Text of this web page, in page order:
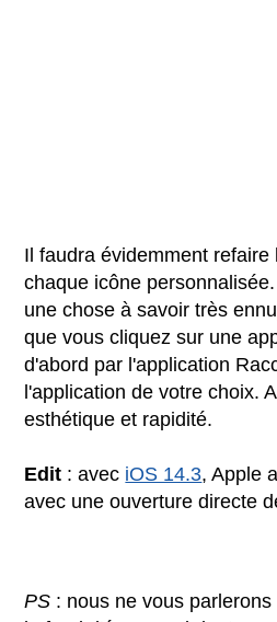
Il faudra évidemment
chaque icône
une chose à savoir très
que vous cliquez sur une
d'abord par l'application
l'application de votre choix.
esthétique et rapidité.
Edit : avec iOS 14.3, Apple
avec une ouverture directe
PS : nous ne vous